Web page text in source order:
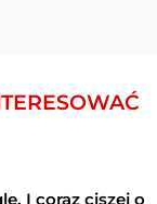
I coraz ciszej o